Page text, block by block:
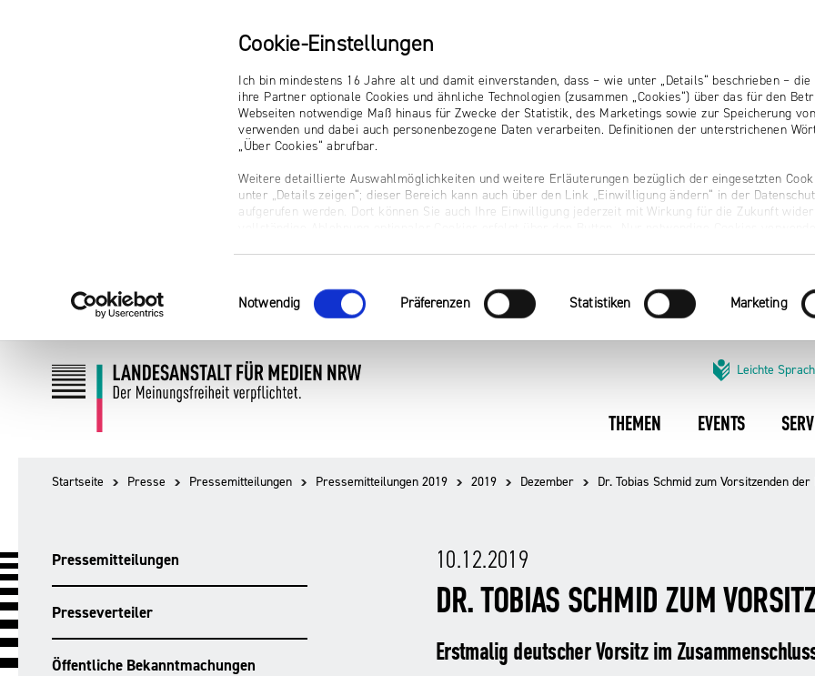
Cookie-Einstellungen
Ich bin mindestens 16 Jahre alt und damit einverstanden, dass – wie unter „Details“ beschrieben – die
ihre Partner optionale Cookies und ähnliche Technologien (zusammen „Cookies“) über das für den
Webseiten notwendige Maß hinaus für Zwecke der Statistik, des Marketings sowie zur Speicherung
verwenden und dabei auch personenbezogene Daten verarbeiten. Definitionen der unterstrichenen
„Über Cookies“ abrufbar.
Weitere detaillierte Auswahlmöglichkeiten und weitere Erläuterungen bezüglich der eingesetzten
unter „Details zeigen“; dieser Bereich kann auch über den Link „Einwilligung ändern“ in der
aufgerufen werden. Dort können Sie auch Ihre Einwilligung jederzeit mit Wirkung für die Zukunft
Einwilligungsauswahl
Notwendig Präferenzen Statistiken Marketing
Inhalt
Navigation
Leichte
THEMEN EVENTS
Startseite Presse Pressemitteilungen Pressemitteilungen 2019 2019 Dezember Dr. Tobias Schmid zum Vorsitzenden der
Pressemitteilungen
Presseverteiler
Öffentliche Bekanntmachungen
10.12.2019
DR. TOBIAS SCHMID ZUM
Erstmalig deutscher Vorsitz im